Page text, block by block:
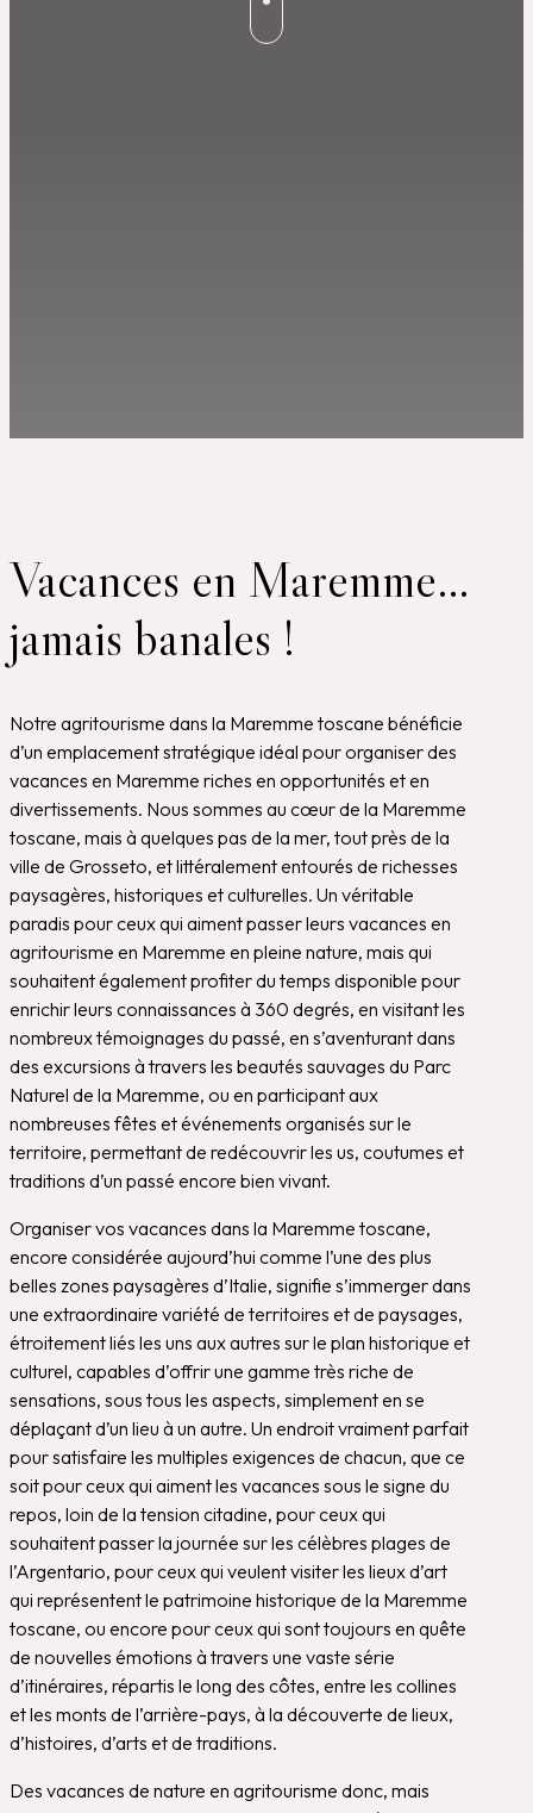
Vacances en Maremme…
jamais banales !
Notre agritourisme dans la Maremme toscane bénéficie
d’un emplacement stratégique idéal pour organiser des
vacances en Maremme riches en opportunités et en
divertissements. Nous sommes au cœur de la Maremme
toscane, mais à quelques pas de la mer, tout près de la
ville de Grosseto, et littéralement entourés de richesses
paysagères, historiques et culturelles. Un véritable
paradis pour ceux qui aiment passer leurs vacances en
agritourisme en Maremme en pleine nature, mais qui
souhaitent également profiter du temps disponible pour
enrichir leurs connaissances à 360 degrés, en visitant les
nombreux témoignages du passé, en s’aventurant dans
des excursions à travers les beautés sauvages du Parc
Naturel de la Maremme, ou en participant aux
nombreuses fêtes et événements organisés sur le
territoire, permettant de redécouvrir les us, coutumes et
traditions d’un passé encore bien vivant.
Organiser vos vacances dans la Maremme toscane,
encore considérée aujourd’hui comme l’une des plus
belles zones paysagères d’Italie, signifie s’immerger dans
une extraordinaire variété de territoires et de paysages,
étroitement liés les uns aux autres sur le plan historique et
culturel, capables d’offrir une gamme très riche de
sensations, sous tous les aspects, simplement en se
déplaçant d’un lieu à un autre. Un endroit vraiment parfait
pour satisfaire les multiples exigences de chacun, que ce
soit pour ceux qui aiment les vacances sous le signe du
repos, loin de la tension citadine, pour ceux qui
souhaitent passer la journée sur les célèbres plages de
l’Argentario, pour ceux qui veulent visiter les lieux d’art
qui représentent le patrimoine historique de la Maremme
toscane, ou encore pour ceux qui sont toujours en quête
de nouvelles émotions à travers une vaste série
d’itinéraires, répartis le long des côtes, entre les collines
et les monts de l’arrière-pays, à la découverte de lieux,
d’histoires, d’arts et de traditions.
Des vacances de nature en agritourisme donc, mais